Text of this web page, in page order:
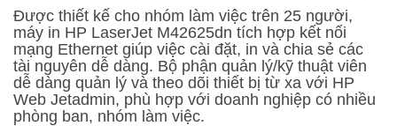
Được thiết kế cho nhóm làm việc trên 25 người,
máy in HP LaserJet M42625dn tích hợp kết nối
mạng Ethernet giúp việc cài đặt, in và chia sẻ các
tài nguyên dễ dàng. Bộ phận quản lý/kỹ thuật viên
dễ dàng quản lý và theo dõi thiết bị từ xa với HP
Web Jetadmin, phù hợp với doanh nghiệp có nhiều
phòng ban, nhóm làm việc.